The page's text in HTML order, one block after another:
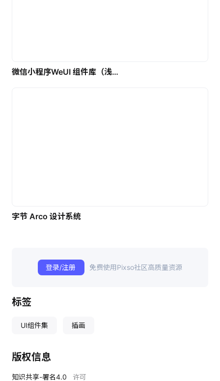
微信小程序WeUI 组件库（浅色）| 免费UI设计素材
字节 Arco 设计系统
登录/注册 免费使用Pixso社区高质量资源
标签
UI组件集 插画
版权信息
知识共享-署名4.0 许可